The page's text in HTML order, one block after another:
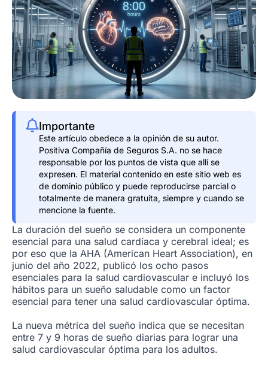
Importante
Este artículo obedece a la opinión de su autor.
Positiva Compañía de Seguros S.A. no se hace
responsable por los puntos de vista que allí se
expresen. El material contenido en este sitio web es
de dominio público y puede reproducirse parcial o
totalmente de manera gratuita, siempre y cuando se
mencione la fuente.
La duración del sueño se considera un componente
esencial para una salud cardíaca y cerebral ideal; es
por eso que la AHA (American Heart Association), en
junio del año 2022, publicó los ocho pasos
esenciales para la salud cardiovascular e incluyó los
hábitos para un sueño saludable como un factor
esencial para tener una salud cardiovascular óptima.
La nueva métrica del sueño indica que se necesitan
entre 7 y 9 horas de sueño diarias para lograr una
salud cardiovascular óptima para los adultos.